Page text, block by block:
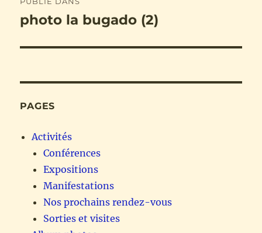
de
photo la bugado (2)
PAGES
Activités
Conférences
Expositions
Manifestations
Nos prochains rendez-vous
Sorties et visites